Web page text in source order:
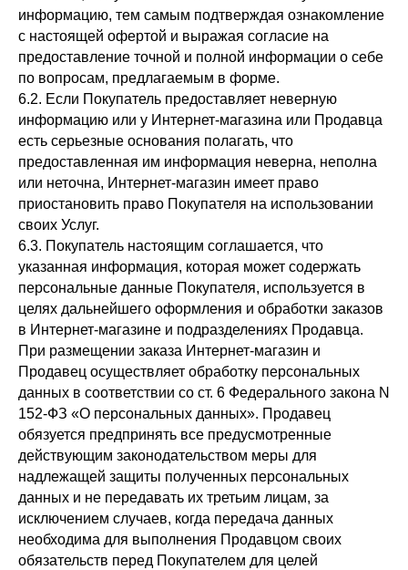
информацию, тем самым подтверждая ознакомление
с настоящей офертой и выражая согласие на
предоставление точной и полной информации о себе
по вопросам, предлагаемым в форме.
6.2. Если Покупатель предоставляет неверную
информацию или у Интернет-магазина или Продавца
есть серьезные основания полагать, что
предоставленная им информация неверна, неполна
или неточна, Интернет-магазин имеет право
приостановить право Покупателя на использовании
своих Услуг.
6.3. Покупатель настоящим соглашается, что
указанная информация, которая может содержать
персональные данные Покупателя, используется в
целях дальнейшего оформления и обработки заказов
в Интернет-магазине и подразделениях Продавца.
При размещении заказа Интернет-магазин и
Продавец осуществляет обработку персональных
данных в соответствии со ст. 6 Федерального закона N
152-ФЗ «О персональных данных». Продавец
обязуется предпринять все предусмотренные
действующим законодательством меры для
надлежащей защиты полученных персональных
данных и не передавать их третьим лицам, за
исключением случаев, когда передача данных
необходима для выполнения Продавцом своих
обязательств перед Покупателем для целей